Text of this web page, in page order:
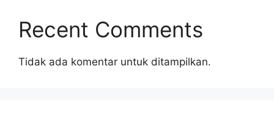
Recent Comments
Tidak ada komentar untuk ditampilkan.